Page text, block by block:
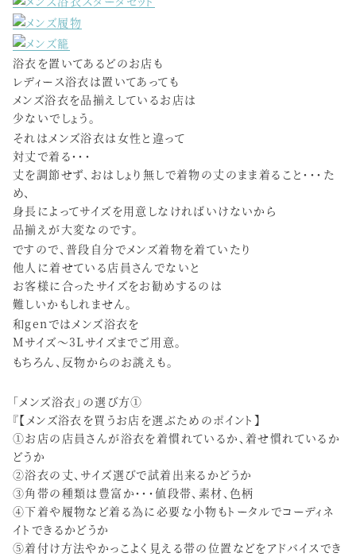
浴衣を置いてあるどのお店も
レディース浴衣は置いてあっても
メンズ浴衣を品揃えしているお店は
少ないでしょう。
それはメンズ浴衣は女性と違って
対丈で着る・・・
丈を調節せず、おはしょり無しで着物の丈のまま着ること・・・た
め、
身長によってサイズを用意しなければいけないから
品揃えが大変なのです。
ですので、普段自分でメンズ着物を着ていたり
他人に着せている店員さんでないと
お客様に合ったサイズをお勧めするのは
難しいかもしれません。
和genではメンズ浴衣を
Mサイズ〜3Lサイズまでご用意。
もちろん、反物からのお誂えも。
「メンズ浴衣」の選び方①
『【メンズ浴衣を買うお店を選ぶためのポイント】
①お店の店員さんが浴衣を着慣れているか、着せ慣れているか
どうか
②浴衣の丈、サイズ選びで試着出来るかどうか
③角帯の種類は豊富か・・・値段帯、素材、色柄
④下着や履物など着る為に必要な小物もトータルでコーディネ
イトできるかどうか
⑤着付け方法やかっこよく見える帯の位置などをアドバイスでき